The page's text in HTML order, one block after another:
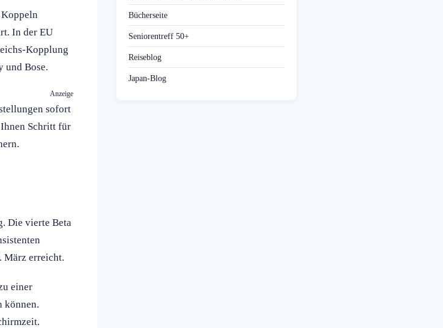
In der EU
Kopplung
und Bose.
Anzeige
sofort
Schritt für
Die vierte Beta
März erreicht.
einer
können.
Bücherseite
Seniorentreff 50+
Reiseblog
Japan-Blog